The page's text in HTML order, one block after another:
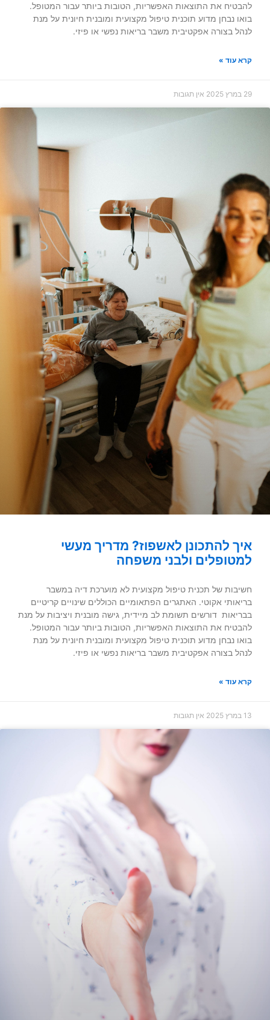
להבטיח את התוצאות האפשריות, הטובות ביותר עבור המטופל.
בואו נבחן מדוע תוכנית טיפול מקצועית ומובנית חיונית על מנת
לנהל בצורה אפקטיבית משבר בריאות נפשי או פיזי.
קרא עוד »
29 במרץ 2025 אין תגובות
איך להתכונן לאשפוז? מדריך מעשי
למטופלים ולבני משפחה
חשיבות של תכנית טיפול מקצועית לא מוערכת דיה במשבר
בריאותי אקוטי. האתגרים הפתאומיים הכוללים שינויים קריטיים
בבריאות דורשים תשומת לב מיידית, גישה מובנית ויציבות על מנת
להבטיח את התוצאות האפשריות, הטובות ביותר עבור המטופל.
בואו נבחן מדוע תוכנית טיפול מקצועית ומובנית חיונית על מנת
לנהל בצורה אפקטיבית משבר בריאות נפשי או פיזי.
קרא עוד »
13 במרץ 2025 אין תגובות